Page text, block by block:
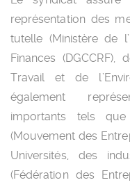
représentation des
tutelle (Ministère de
Finances
Travail et de
également
importants tels
(Mouvement des
Universités, des
(Fédération des